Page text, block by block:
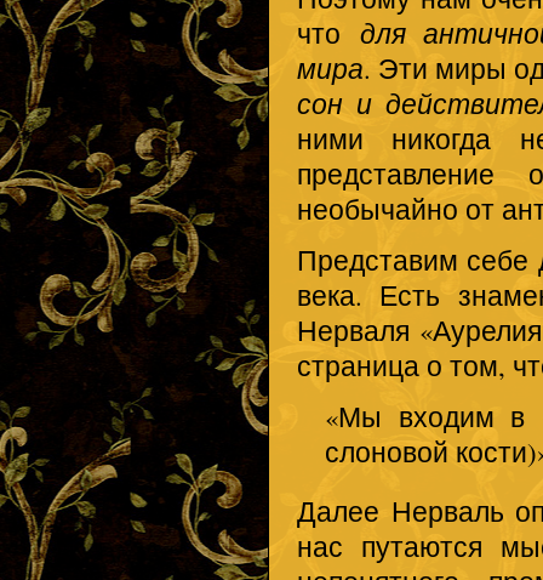
что для
мира. Эти миры
сон и
ними никогда
необычайно от
Представим себе
века. Есть
Нерваля
страница о том,
«Мы входим в
слоновой
Далее Нерваль
нас путаются